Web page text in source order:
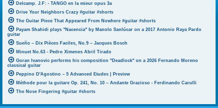
Delcamp. J.F: - TANGO en la mieur opus 3a
Drive Your Neighbors Crazy #guitar #shorts
The Guitar Piece That Appeared From Nowhere #guitar #shorts
Payam Shahidi plays "Nacencia" by Manolo Sanlúcar on a 2017 Antonio Raya Pardo
guitar
Sueño – Dix Pièces Faciles, No.9 – Jacques Bosch
Minuet No.63 - Pedro Ximenes Abril Tirado
Goran Ivanovic performs his composition "Deadlock" on a 2026 Fernando Moreno
classical guitar
Peppino D'Agostino – 5 Advanced Etudes | Preview
Méthode pour la guitare Op. 241, No. 10 – Andante Grazioso - Ferdinando Carulli
The Nose Fingering #guitar #shorts